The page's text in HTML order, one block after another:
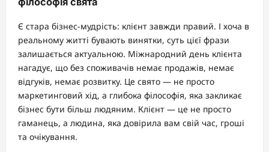
Є стара бізнес-мудрість: клієнт завжди правий. І хоча в
реальному житті бувають винятки, суть цієї фрази
залишається актуальною. Міжнародний день клієнта
нагадує, що без споживачів немає продажів, немає
відгуків, немає розвитку. Це свято — не просто
маркетинговий хід, а глибока філософія, яка закликає
бізнес бути більш людяним. Клієнт — це не просто
гаманець, а людина, яка довірила вам свій час, гроші
та очікування.